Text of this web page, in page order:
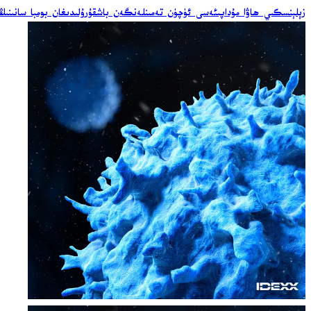
زېلېنسكىي ھاۋا مۇداپىئەسى ئۈچۈن تەمىنلەنگەن باشقۇرۇلىدىغان بومبا سانىنىڭ